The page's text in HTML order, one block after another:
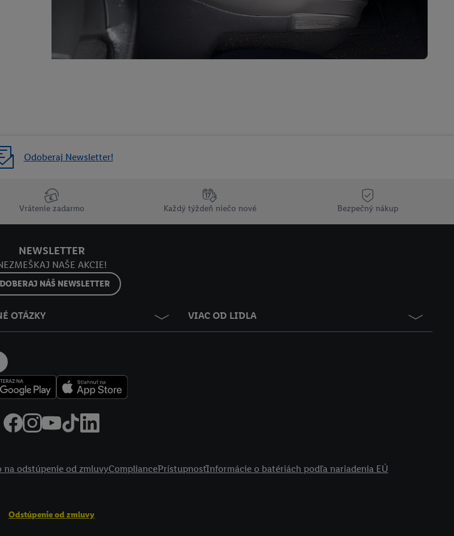
Odoberaj Newsletter!
Vrátenie zadarmo Každý týždeň niečo nové Bezpečný nákup
NEWSLETTER
NAŠE AKCIE!
NÁŠ NEWSLETTER
OTÁZKY VIAC OD LIDLA
na odstúpenie od zmluvyCompliancePrístupnosťInformácie o batériách podľa nariadenia EÚ
Odstúpenie od zmluvy